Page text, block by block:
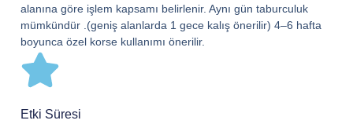
alanına göre işlem kapsamı belirlenir. Aynı gün taburculuk
mümkündür .(geniş alanlarda 1 gece kalış önerilir) 4–6 hafta
boyunca özel korse kullanımı önerilir.
Etki Süresi